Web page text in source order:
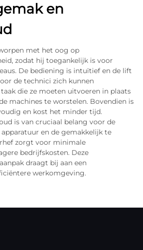
en
met het oog op
zodat hij toegankelijk is voor
De bediening is intuïtief en de lift
de technici zich kunnen
die ze moeten uitvoeren in plaats
machines te worstelen. Bovendien is
en kost het minder tijd.
is van cruciaal belang voor de
en de gemakkelijk te
zorgt voor minimale
bedrijfskosten. Deze
draagt bij aan een
werkomgeving.